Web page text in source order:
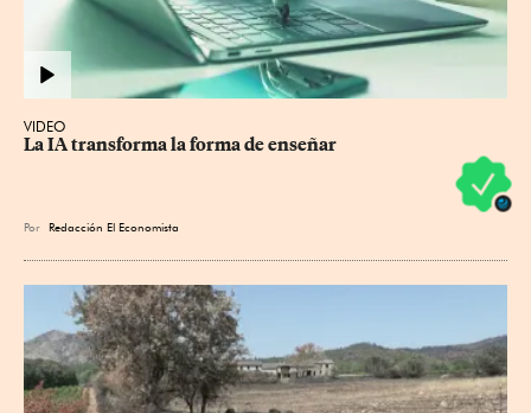
VIDEO
La IA transforma la forma de enseñar
Por Redacción El Economista